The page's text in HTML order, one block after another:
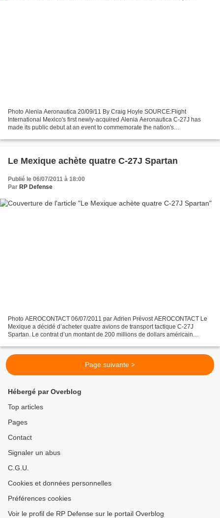
Photo Alenia Aeronautica 20/09/11 By Craig Hoyle SOURCE:Flight
International Mexico's first newly-acquired Alenia Aeronautica C-27J has
made its public debut at an event to commemorate the nation's
Le Mexique achète quatre C-27J Spartan
Publié le 06/07/2011 à 18:00
Par RP Defense
Photo AEROCONTACT 06/07/2011 par Adrien Prévost AEROCONTACT Le
Mexique a décidé d’acheter quatre avions de transport tactique C-27J
Spartan. Le contrat d’un montant de 200 millions de dollars américain
Page suivante >
Hébergé par Overblog
Top articles
Pages
Contact
Signaler un abus
C.G.U.
Cookies et données personnelles
Préférences cookies
Voir le profil de RP Defense sur le portail Overblog